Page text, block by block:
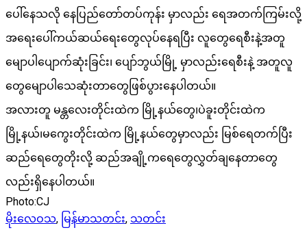
ပေါ်နေသလို နေပြည်တော်တပ်ကုန်း မှာလည်း ရေအတက်ကြမ်းလို့
အရေးပေါ်ကယ်ဆယ်ရေးတွေလုပ်နေရပြီး လူတွေရေစီးနဲ့အတူ
မျောပါပျောက်ဆုံးခြင်း၊ ပျော်ဘွယ်မြို့ မှာလည်းရေစီးနဲ့ အတူလူ
တွေမျောပါသေဆုံးတာတွေဖြစ်ပွားနေပါတယ်။
အလားတူ မန္တလေးတိုင်းထဲက မြို့နယ်တွေ၊ပဲခူးတိုင်းထဲက
မြို့နယ်၊မကွေးတိုင်းထဲက မြို့နယ်တွေမှာလည်း မြစ်ရေတက်ပြီး
ဆည်ရေတွေတိုးလို့ ဆည်အချို့ကရေတွေလွှတ်ချနေတာတွေ
လည်းရှိနေပါတယ်။
Photo:CJ
မိုးလေဝသ, မြန်မာသတင်း, သတင်း